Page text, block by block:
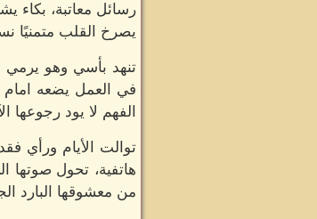
رسائل معاتبة، بكاء
يصرخ القلب متمنيًا
تنهد بأسي وهو يرمي
في العمل يضعه امام
الفهم لا يود رجوعها
توالت الأيام ورأي
هاتفية، تحول صوتها
من معشوقها البارد